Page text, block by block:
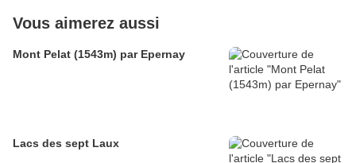
Vous aimerez aussi
Mont Pelat (1543m) par Epernay
Lacs des sept Laux